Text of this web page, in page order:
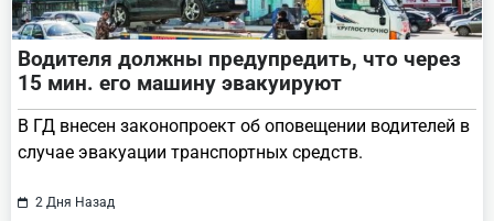
Водителя должны предупредить, что через
15 мин. его машину эвакуируют
В ГД внесен законопроект об оповещении водителей в
случае эвакуации транспортных средств.
2 Дня Назад